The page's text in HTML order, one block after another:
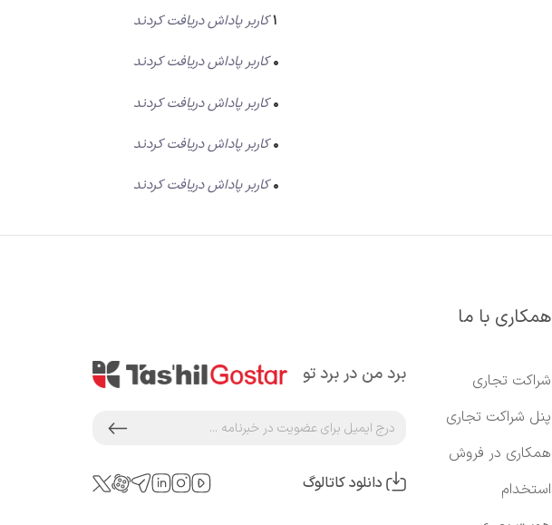
1کاربر پاداش دریافت کردند
0 کاربر پاداش دریافت کردند
0 کاربر پاداش دریافت کردند
0 کاربر پاداش دریافت کردند
0 کاربر پاداش دریافت کردند
همکاری با ما
شراکت تجاری
پنل شراکت تجاری
همکاری در فروش
استخدام
برد من در برد تو
دانلود کاتالوگ